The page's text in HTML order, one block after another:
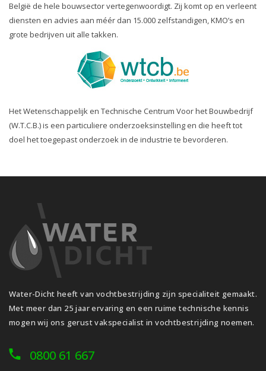
België de hele bouwsector vertegenwoordigt. Zij komt op en verleent
diensten en advies aan méér dan 15.000 zelfstandigen, KMO’s en
grote bedrijven uit alle takken.
Het Wetenschappelijk en Technische Centrum Voor het Bouwbedrijf
(W.T.C.B.) is een particuliere onderzoeksinstelling en die heeft tot
doel het toegepast onderzoek in de industrie te bevorderen.
Water-Dicht heeft van vochtbestrijding zijn specialiteit gemaakt.
Met meer dan 25 jaar ervaring en een ruime technische kennis
mogen wij ons gerust vakspecialist in vochtbestrijding noemen.
0800 61 667